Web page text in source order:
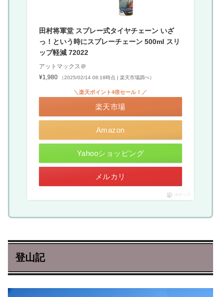
田村将軍堂 スプレー式タイヤチェーン いざ
っ！という時にスプレーチェーン 500ml スリ
ップ軽減 72022
アットマックス＠
¥1,980
（2025/02/14 08:18時点 | 楽天市場調べ）
Amazon
＼楽天ポイント4倍セール！／
楽天市場
Yahooショッピング
メルカリ
ポチップ
登山記